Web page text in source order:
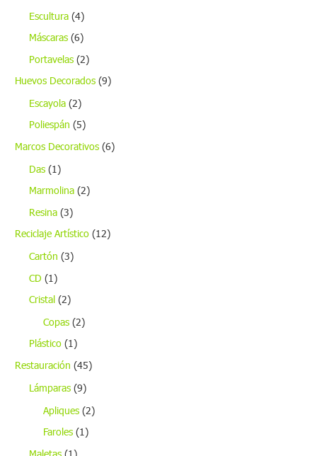
Escultura (4)
Máscaras (6)
Portavelas (2)
Huevos Decorados (9)
Escayola (2)
Poliespán (5)
Marcos Decorativos (6)
Das (1)
Marmolina (2)
Resina (3)
Reciclaje Artístico (12)
Cartón (3)
CD (1)
Cristal (2)
Copas (2)
Plástico (1)
Restauración (45)
Lámparas (9)
Apliques (2)
Faroles (1)
Maletas (1)